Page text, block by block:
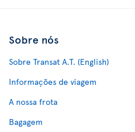
Sobre nós
Sobre Transat A.T. (English)
Informações de viagem
A nossa frota
Bagagem